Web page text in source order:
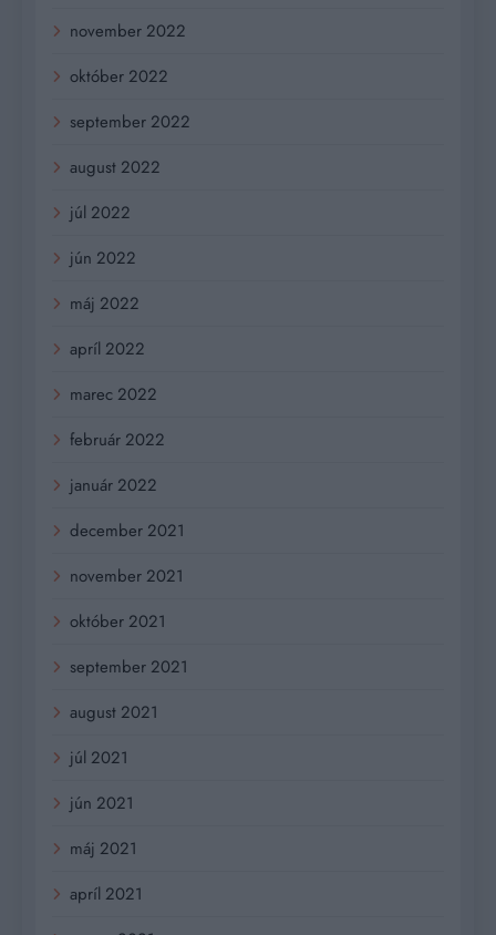
november 2022
október 2022
september 2022
august 2022
júl 2022
jún 2022
máj 2022
apríl 2022
marec 2022
február 2022
január 2022
december 2021
november 2021
október 2021
september 2021
august 2021
júl 2021
jún 2021
máj 2021
apríl 2021